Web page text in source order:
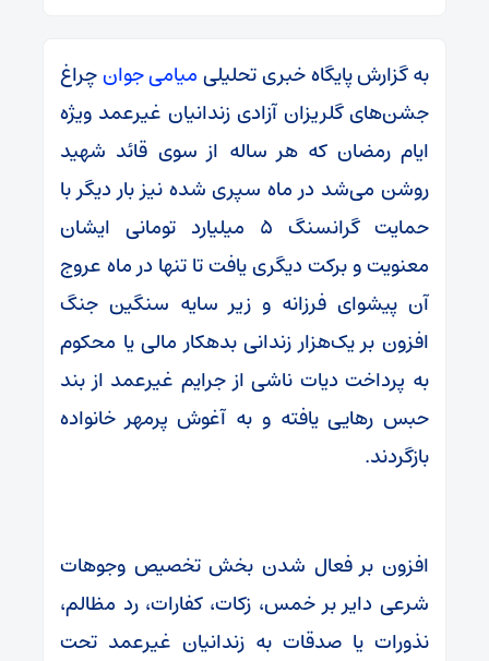
به گزارش پایگاه خبری تحلیلیمیامی جوانچراغ
جشن‌های گلریزان آزادی زندانیان غیرعمد ویژه
ایام رمضان که هر ساله از سوی قائد شهید
روشن می‌شد در ماه سپری شده نیز بار دیگر با
حمایت گرانسنگ ۵ میلیارد تومانی ایشان
معنویت و برکت دیگری یافت تا تنها در ماه عروج
آن پیشوای فرزانه و زیر سایه سنگین جنگ
افزون بر یک‌هزار زندانی بدهکار مالی یا محکوم
به پرداخت دیات ناشی از جرایم غیرعمد از بند
حبس رهایی یافته و به آغوش پرمهر خانواده
بازگردند.
افزون بر فعال شدن بخش تخصیص وجوهات
شرعی دایر بر خمس، زکات، کفارات، رد مظالم،
نذورات یا صدقات به زندانیان غیرعمد تحت